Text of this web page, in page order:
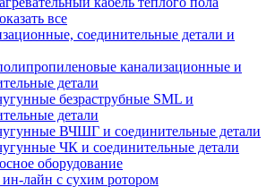
все
соединительные детали и
канализационные и
детали
безраструбные SML и
детали
ВЧШГ и соединительные детали
ЧК и соединительные детали
оборудование
лайн с сухим ротором